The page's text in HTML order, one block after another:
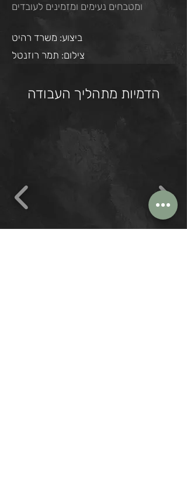
ומטבחים נעימים ומזמינים לעובדים
ביצוע: משרד רהיט
צילום: תמר רוזנטל
הדמיות מתהליך העבודה